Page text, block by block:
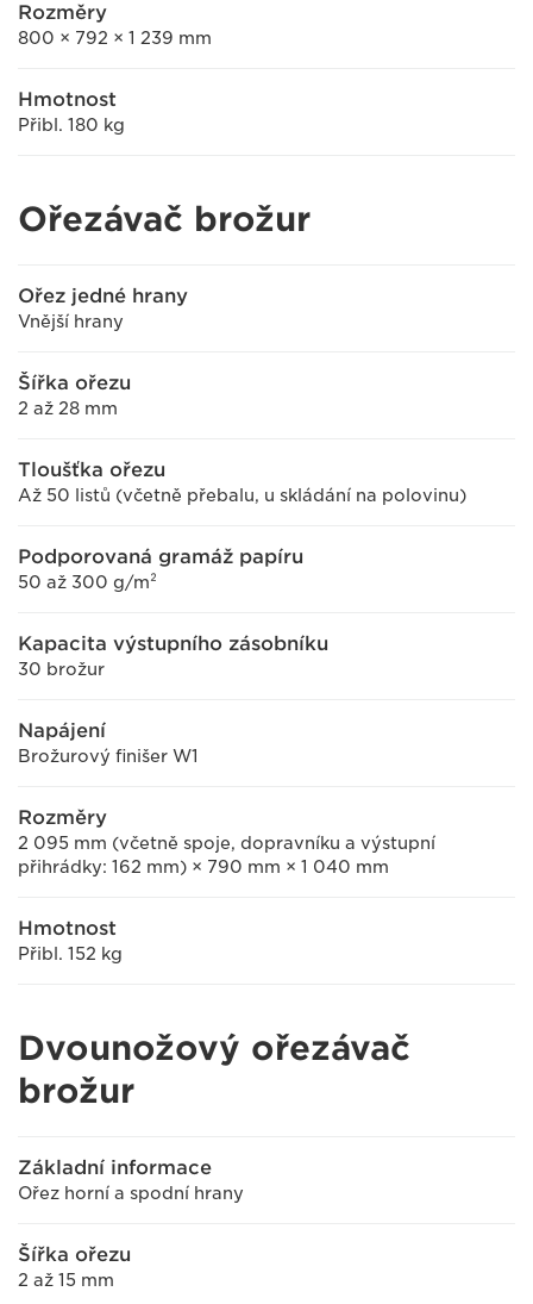
Rozměry
800 × 792 × 1 239 mm
Hmotnost
Přibl. 180 kg
Ořezávač brožur
Ořez jedné hrany
Vnější hrany
Šířka ořezu
2 až 28 mm
Tloušťka ořezu
Až 50 listů (včetně přebalu, u skládání na polovinu)
Podporovaná gramáž papíru
50 až 300 g/m²
Kapacita výstupního zásobníku
30 brožur
Napájení
Brožurový finišer W1
Rozměry
2 095 mm (včetně spoje, dopravníku a výstupní
přihrádky: 162 mm) × 790 mm × 1 040 mm
Hmotnost
Přibl. 152 kg
Dvounožový ořezávač
brožur
Základní informace
Ořez horní a spodní hrany
Šířka ořezu
2 až 15 mm